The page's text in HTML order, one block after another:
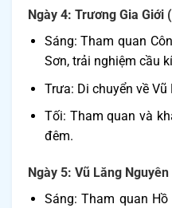
Ngày 4: Trương Gia
Sáng: Tham quan
Sơn, trải nghiệm cầu
Trưa: Di chuyển về Vũ
Tối: Tham quan và
đêm.
Ngày 5: Vũ Lăng
Sáng: Tham quan